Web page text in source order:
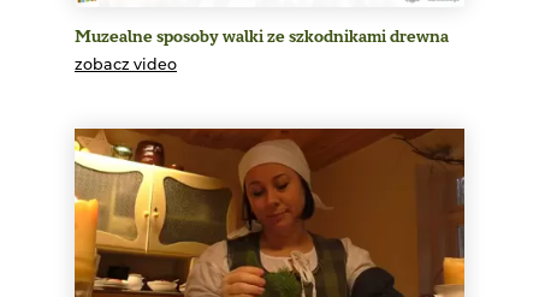
Muzealne sposoby walki ze szkodnikami drewna
zobacz video